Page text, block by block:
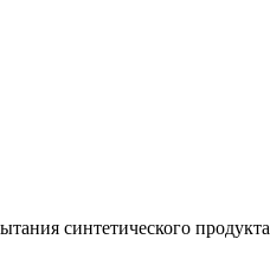
синтетического продукта